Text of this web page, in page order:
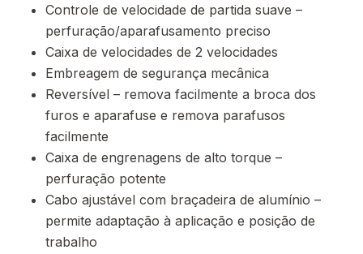
Controle de velocidade de partida suave –
perfuração/aparafusamento preciso
Caixa de velocidades de 2 velocidades
Embreagem de segurança mecânica
Reversível – remova facilmente a broca dos
furos e aparafuse e remova parafusos
facilmente
Caixa de engrenagens de alto torque –
perfuração potente
Cabo ajustável com braçadeira de alumínio –
permite adaptação à aplicação e posição de
trabalho